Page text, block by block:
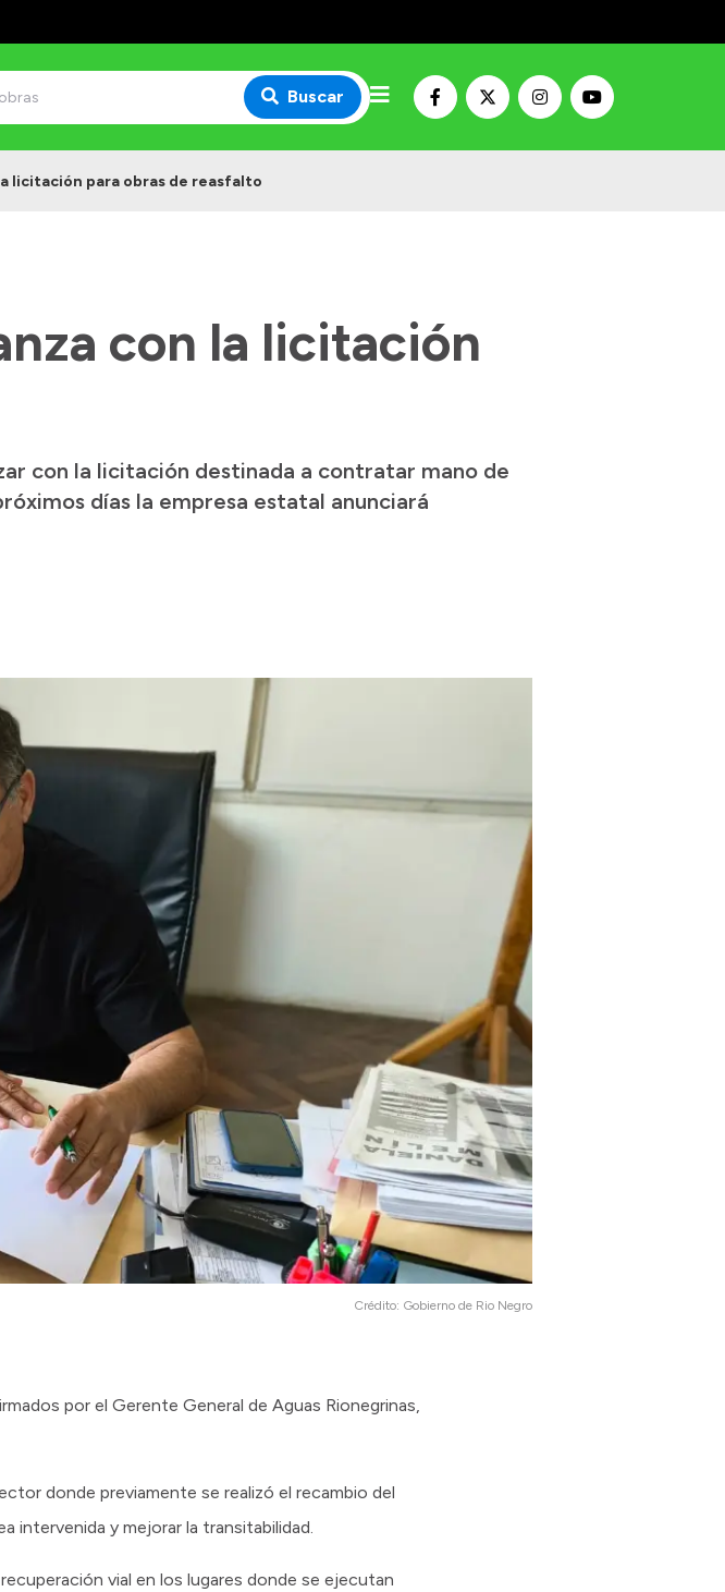
Buscar
licitación para obras de reasfalto
con la licitación
con la licitación destinada a contratar mano de
días la empresa estatal anunciará
Crédito: Gobierno de Rio Negro
por el Gerente General de Aguas Rionegrinas,
donde previamente se realizó el recambio del
intervenida y mejorar la transitabilidad.
vial en los lugares donde se ejecutan